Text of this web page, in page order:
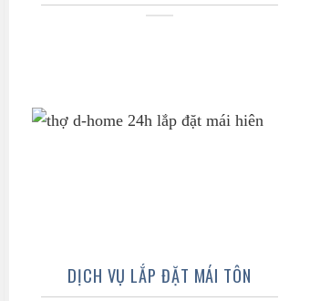
DỊCH VỤ LẮP ĐẶT MÁI TÔN